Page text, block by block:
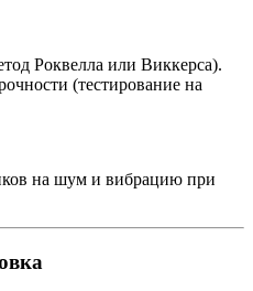
Роквелла или Виккерса).
(тестирование на
на шум и вибрацию при